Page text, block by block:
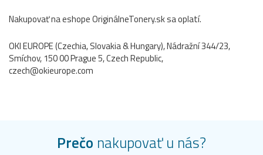
Nakupovať na eshope OriginálneTonery.sk sa oplatí.
OKI EUROPE (Czechia, Slovakia & Hungary), Nádražní 344/23,
Smíchov, 150 00 Prague 5, Czech Republic,
czech@okieurope.com
Prečo nakupovať u nás?